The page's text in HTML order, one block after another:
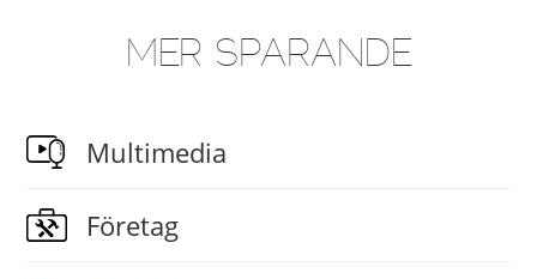
MER SPARANDE
Multimedia
Företag